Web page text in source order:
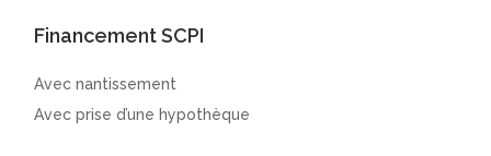
Financement SCPI
Avec nantissement
Avec prise d’une hypothèque